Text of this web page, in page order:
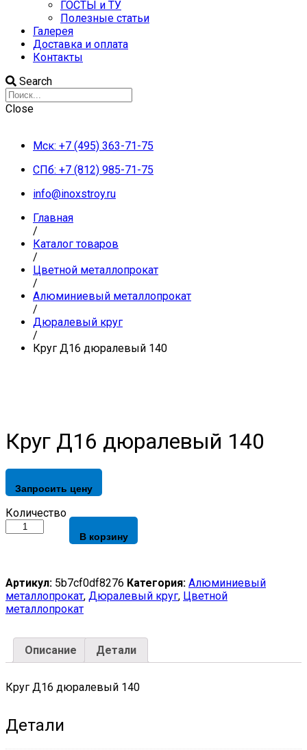
ГОСТЫ и ТУ
Полезные статьи
Галерея
Доставка и оплата
Контакты
Search
Close
Мск: +7 (495) 363-71-75
СПб: +7 (812) 985-71-75
info@inoxstroy.ru
Главная
/
Каталог товаров
/
Цветной металлопрокат
/
Алюминиевый металлопрокат
/
Дюралевый круг
/
Круг Д16 дюралевый 140
Круг Д16 дюралевый 140
Запросить цену
Круг
Д16
Количество
В корзину
Артикул: 5b7cf0df8276 Категория: Алюминиевый
металлопрокат, Дюралевый круг, Цветной
металлопрокат
Описание Детали
Круг Д16 дюралевый 140
Детали